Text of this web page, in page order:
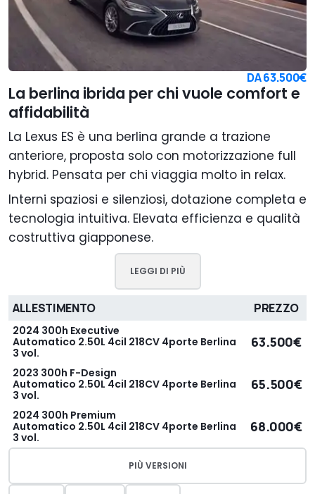
DA63.500€
La berlina ibrida per chi vuole comfort e
affidabilità
La Lexus ES è una berlina grande a trazione
anteriore, proposta solo con motorizzazione full
hybrid. Pensata per chi viaggia molto in relax.
Interni spaziosi e silenziosi, dotazione completa e
tecnologia intuitiva. Elevata efficienza e qualità
costruttiva giapponese.
LEGGI DI PIÙ
ALLESTIMENTO PREZZO
2024 300h Executive
Automatico 2.50L 4cil 218CV 4porte Berlina
3 vol.
63.500€
2023 300h F-Design
Automatico 2.50L 4cil 218CV 4porte Berlina
3 vol.
65.500€
2024 300h Premium
Automatico 2.50L 4cil 218CV 4porte Berlina
3 vol.
68.000€
PIÙ VERSIONI